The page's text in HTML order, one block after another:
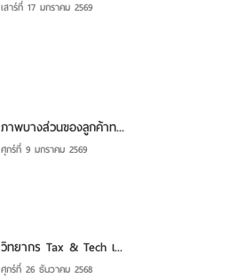
เสาร์ที่ 17 มกราคม 2569
ภาพบางส่วนของลูกค้าท...
ศุกร์ที่ 9 มกราคม 2569
วิทยากร Tax & Tech เ...
ศุกร์ที่ 26 ธันวาคม 2568